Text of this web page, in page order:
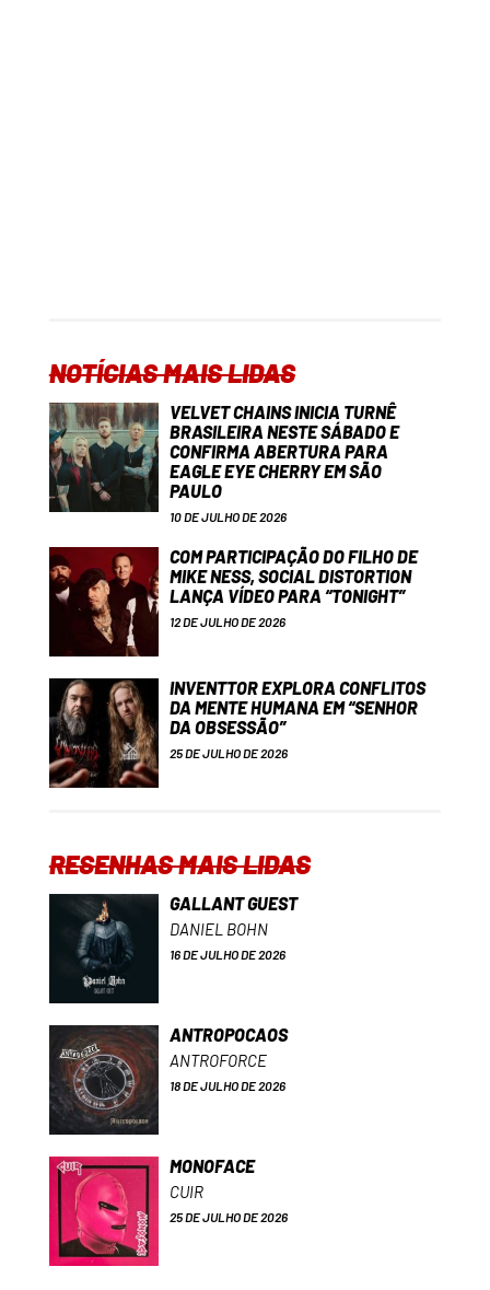
NOTÍCIAS MAIS LIDAS
VELVET CHAINS INICIA TURNÊ
BRASILEIRA NESTE SÁBADO E
CONFIRMA ABERTURA PARA
EAGLE EYE CHERRY EM SÃO
PAULO
10 DE JULHO DE 2026
COM PARTICIPAÇÃO DO FILHO DE
MIKE NESS, SOCIAL DISTORTION
LANÇA VÍDEO PARA “TONIGHT”
12 DE JULHO DE 2026
INVENTTOR EXPLORA CONFLITOS
DA MENTE HUMANA EM “SENHOR
DA OBSESSÃO”
25 DE JULHO DE 2026
RESENHAS MAIS LIDAS
GALLANT GUEST
DANIEL BOHN
16 DE JULHO DE 2026
ANTROPOCAOS
ANTROFORCE
18 DE JULHO DE 2026
MONOFACE
CUIR
25 DE JULHO DE 2026